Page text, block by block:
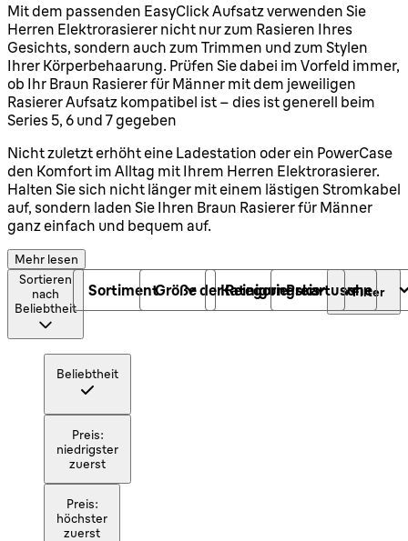
Mit dem passenden EasyClick Aufsatz verwenden Sie
Herren Elektrorasierer nicht nur zum Rasieren Ihres
Gesichts, sondern auch zum Trimmen und zum Stylen
Ihrer Körperbehaarung. Prüfen Sie dabei im Vorfeld immer,
ob Ihr Braun Rasierer für Männer mit dem jeweiligen
Rasierer Aufsatz kompatibel ist – dies ist generell beim
Series 5, 6 und 7 gegeben
Nicht zuletzt erhöht eine Ladestation oder ein PowerCase
den Komfort im Alltag mit Ihrem Herren Elektrorasierer.
Halten Sie sich nicht länger mit einem lästigen Stromkabel
auf, sondern laden Sie Ihren Braun Rasierer für Männer
ganz einfach und bequem auf.
Mehr lesen
Sortieren
nach
Beliebtheit
Beliebtheit
Preis:
niedrigster
zuerst
Preis:
höchster
zuerst
SortimentGröße der Reinigungskartusche
KategoriePreis + Filter